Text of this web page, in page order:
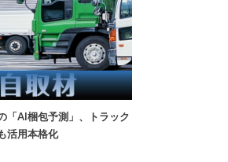
「AI梱包予測」、トラック
活用本格化